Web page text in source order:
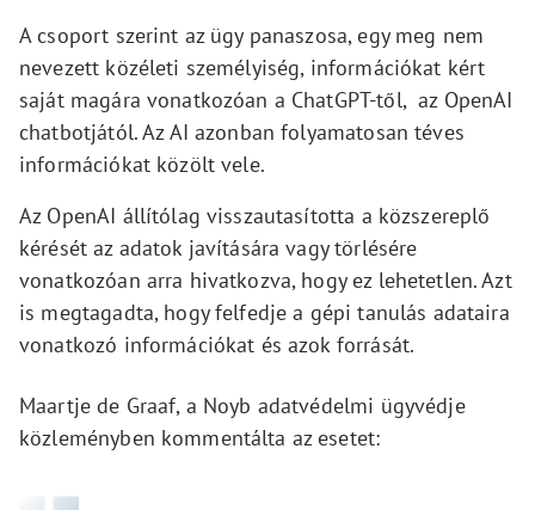
A csoport szerint az ügy panaszosa, egy meg nem
nevezett közéleti személyiség, információkat kért
saját magára vonatkozóan a ChatGPT-től, az OpenAI
chatbotjától. Az AI azonban folyamatosan téves
információkat közölt vele.
Az OpenAI állítólag visszautasította a közszereplő
kérését az adatok javítására vagy törlésére
vonatkozóan arra hivatkozva, hogy ez lehetetlen. Azt
is megtagadta, hogy felfedje a gépi tanulás adataira
vonatkozó információkat és azok forrását.
Maartje de Graaf, a Noyb adatvédelmi ügyvédje
közleményben kommentálta az esetet: